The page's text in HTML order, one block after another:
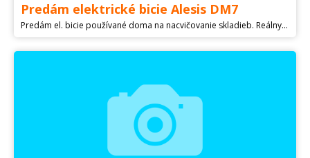
Predám elektrické bicie Alesis DM7
Predám el. bicie používané doma na nacvičovanie skladieb. Reálny basový pedál (nie pedálový spínač). PS: prosím kontaktovať e-mailom